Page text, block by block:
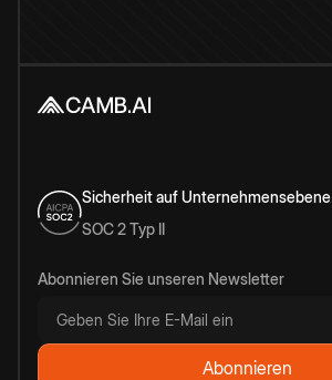
Sicherheit auf Unternehmensebene
SOC 2 Typ II
Abonnieren Sie unseren Newsletter